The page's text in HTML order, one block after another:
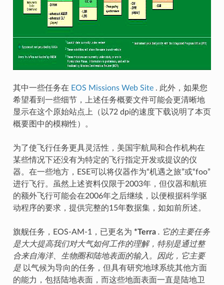
其中一些任务在 EOS Missions Web Site. 此外，如果您
希望看到一些细节，上述任务概要文件可能会更清晰地
显示在这个原始站点上（以72 dpi的速度下载说明了本页
概要图中的模糊性）。
为了使飞行任务更具灵活性，美国宇航局和合作机构在
某些情况下还没有为特定的飞行指定开发或提议的仪
器。在一些地方，ESE可以将仪器作为“机遇之旅”或“foo”
进行飞行。虽然上述资料仅限于2003年，但仪器和航班
的额外飞行可能会在2006年之后继续，以便根据科学驱
动程序的要求，提供完整的15年数据集，如如前所述。
旗舰任务，EOS-AM-1，已更名为 *Terra . 它的主要任务
是大大提高我们对大气如何工作的理解，特别是通过整
合来自海洋、生物圈和陆地表面的输入。因此，它主要
是以气候为导向的任务，但具有研究地球系统其他方面
的能力，包括陆地表面，而这些地面表面一直是陆地卫